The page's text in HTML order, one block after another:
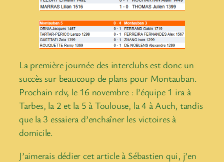
La première journée des interclubs est donc un
succès sur beaucoup de plans pour Montauban.
Prochain rdv, le 16 novembre : l’équipe 1 ira à
Tarbes, la 2 et la 5 à Toulouse, la 4 à Auch, tandis
que la 3 essaiera d’enchaîner les victoires à
domicile.
J’aimerais dédier cet article à Sébastien qui, j’en